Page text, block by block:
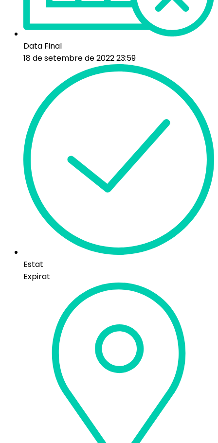
Data Final
18 de setembre de 2022 23:59
Estat
Expirat